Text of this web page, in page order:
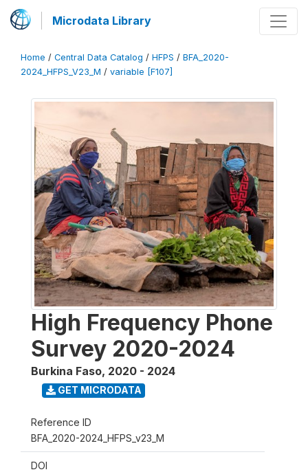
Microdata Library
Home / Central Data Catalog / HFPS / BFA_2020-
2024_HFPS_V23_M / variable [F107]
High Frequency Phone
Survey 2020-2024
Burkina Faso, 2020 - 2024
GET MICRODATA
Reference ID
BFA_2020-2024_HFPS_v23_M
DOI